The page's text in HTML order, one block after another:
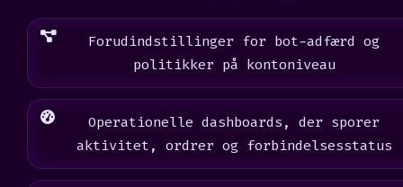
Forudindstillinger for bot-adfærd og
politikker på kontoniveau
Operationelle dashboards, der sporer
aktivitet, ordrer og forbindelsesstatus